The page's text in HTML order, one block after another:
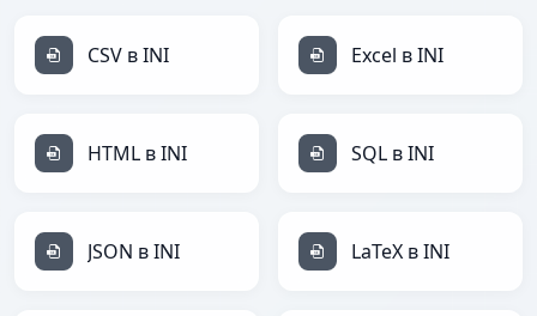
CSV в INI Excel в INI
HTML в INI SQL в INI
JSON в INI LaTeX в INI